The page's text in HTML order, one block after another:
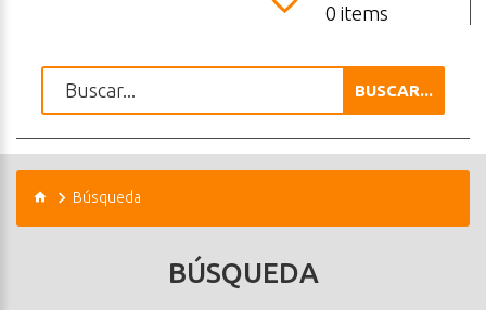
0 items
BUSCAR...
Búsqueda
BÚSQUEDA